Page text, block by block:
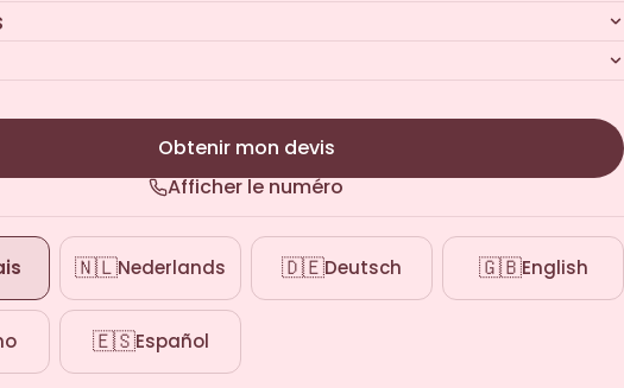
Obtenir mon devis
Afficher le numéro
🇳🇱Nederlands 🇩🇪Deutsch 🇬🇧English
🇪🇸Español